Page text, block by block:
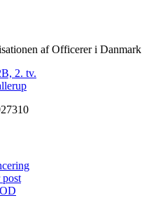
af Officerer i Danmark
2. tv.
post